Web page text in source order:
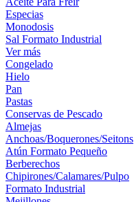
Especias
Monodosis
Sal Formato Industrial
Ver más
Congelado
Hielo
Pan
Pastas
Conservas de Pescado
Almejas
Anchoas/Boquerones/Seitons
Atún Formato Pequeño
Berberechos
Chipirones/Calamares/Pulpo
Formato Industrial